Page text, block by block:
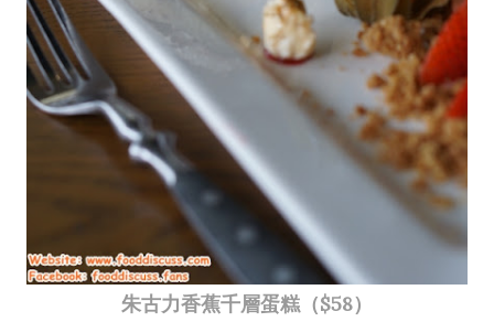
朱古力香蕉千層蛋糕（$58）